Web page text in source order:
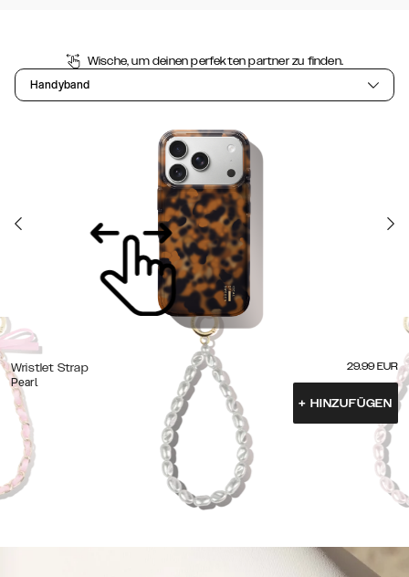
Wische, um deinen perfekten partner zu finden.
Handyband
Wristlet Strap
Pearl
29.99 EUR
+ HINZUFÜGEN